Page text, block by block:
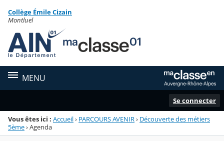
Menu de la rubrique
Contenu
Collège Émile Cizain
Montluel
MENU
Se connecter
Vous êtes ici : Accueil› PARCOURS AVENIR› Découverte des métiers
5ème›Agenda